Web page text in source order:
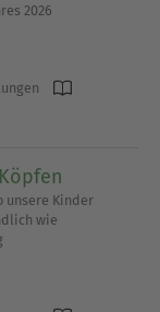
2026
unsere Kinder
wie